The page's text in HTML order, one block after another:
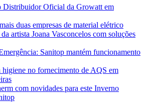
Distribuidor Oficial da Growatt em
duas empresas de material elétrico
artista Joana Vasconcelos com soluções
Sanitop mantém funcionamento
higiene no fornecimento de AQS em
com novidades para este Inverno